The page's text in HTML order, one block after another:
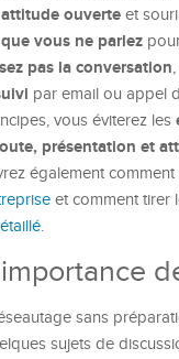
ouverte et
vous ne parlez
pas la conversation
par email ou appel
vous éviterez les
présentation et
également
et comment tirer
.
sans
sujets de